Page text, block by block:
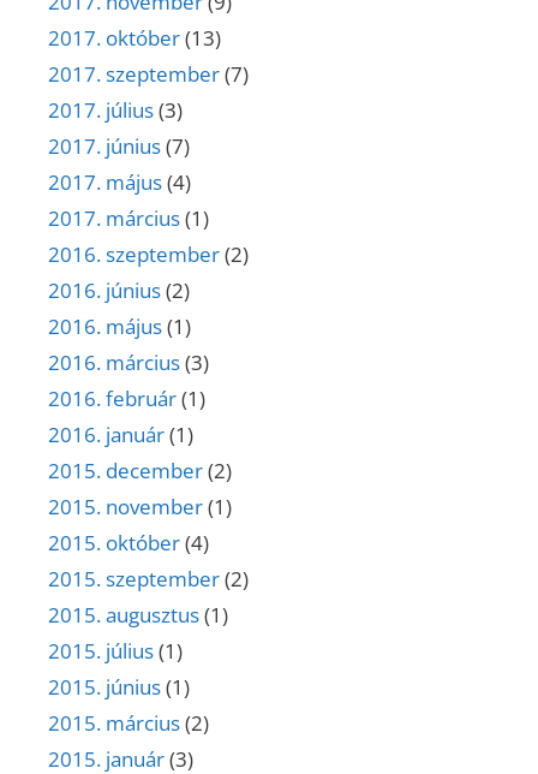
2017. október(13)
2017. szeptember(7)
2017. július(3)
2017. június(7)
2017. május(4)
2017. március(1)
2016. szeptember(2)
2016. június(2)
2016. május(1)
2016. március(3)
2016. február(1)
2016. január(1)
2015. december(2)
2015. november(1)
2015. október(4)
2015. szeptember(2)
2015. augusztus(1)
2015. július(1)
2015. június(1)
2015. március(2)
2015. január(3)